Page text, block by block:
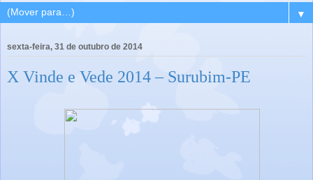
▼
sexta-feira, 31 de outubro de 2014
X Vinde e Vede 2014 – Surubim-PE